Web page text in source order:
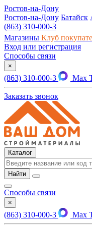
Ростов-на-Дону
Ростов-на-Дону Батайск
(863) 310-000-3
Магазины Клуб
Вход или регистрация
Способы связи
×
(863) 310-000-3 Max
Заказать звонок
Каталог
Найти
Способы связи
×
(863) 310-000-3 Max